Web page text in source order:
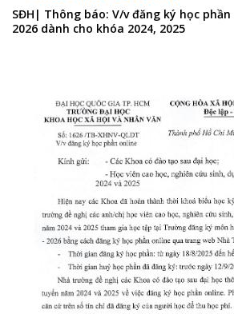
SĐH| Thông báo: V/v đăng ký học phần
2026 dành cho khóa 2024, 2025